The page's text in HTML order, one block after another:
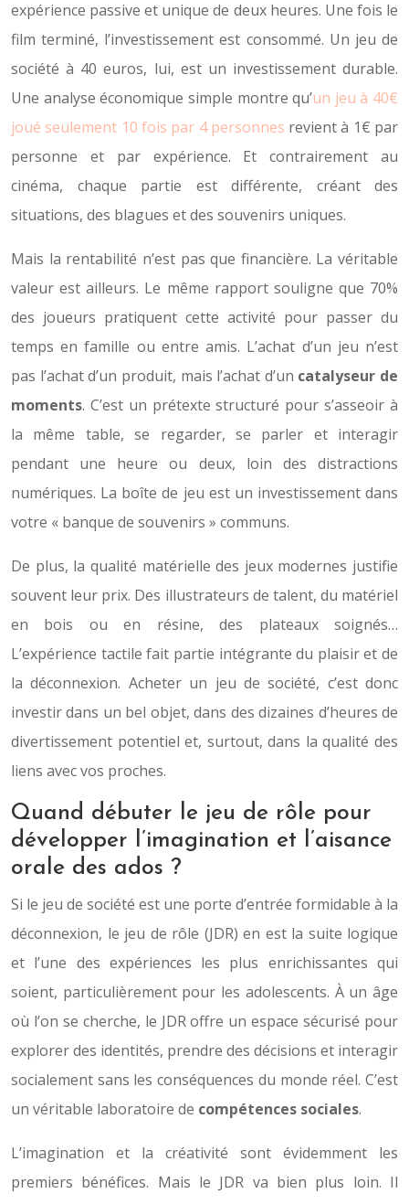
expérience passive et unique de deux heures. Une fois le
film terminé, l’investissement est consommé. Un jeu de
société à 40 euros, lui, est un investissement durable.
Une analyse économique simple montre qu’un jeu à 40€
joué seulement 10 fois par 4 personnes revient à 1€ par
personne et par expérience. Et contrairement au
cinéma, chaque partie est différente, créant des
situations, des blagues et des souvenirs uniques.
Mais la rentabilité n’est pas que financière. La véritable
valeur est ailleurs. Le même rapport souligne que 70%
des joueurs pratiquent cette activité pour passer du
temps en famille ou entre amis. L’achat d’un jeu n’est
pas l’achat d’un produit, mais l’achat d’un catalyseur de
moments. C’est un prétexte structuré pour s’asseoir à
la même table, se regarder, se parler et interagir
pendant une heure ou deux, loin des distractions
numériques. La boîte de jeu est un investissement dans
votre « banque de souvenirs » communs.
De plus, la qualité matérielle des jeux modernes justifie
souvent leur prix. Des illustrateurs de talent, du matériel
en bois ou en résine, des plateaux soignés…
L’expérience tactile fait partie intégrante du plaisir et de
la déconnexion. Acheter un jeu de société, c’est donc
investir dans un bel objet, dans des dizaines d’heures de
divertissement potentiel et, surtout, dans la qualité des
liens avec vos proches.
Quand débuter le jeu de rôle pour
développer l’imagination et l’aisance
orale des ados ?
Si le jeu de société est une porte d’entrée formidable à la
déconnexion, le jeu de rôle (JDR) en est la suite logique
et l’une des expériences les plus enrichissantes qui
soient, particulièrement pour les adolescents. À un âge
où l’on se cherche, le JDR offre un espace sécurisé pour
explorer des identités, prendre des décisions et interagir
socialement sans les conséquences du monde réel. C’est
un véritable laboratoire de compétences sociales.
L’imagination et la créativité sont évidemment les
premiers bénéfices. Mais le JDR va bien plus loin. Il